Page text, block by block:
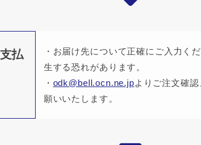
払
・お届け先について正確にご入力く
生する恐れがあります。
・ odk@bell.ocn.ne.jpよりご注文確
願いいたします。